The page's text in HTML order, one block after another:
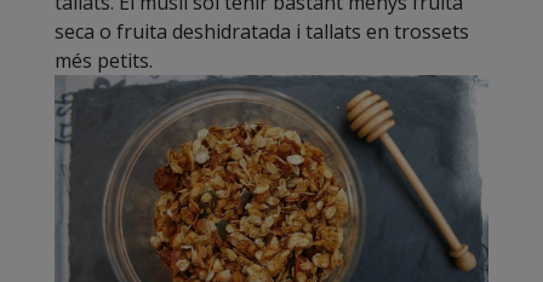
seca o fruita deshidratada i tallats en trossets
més petits.